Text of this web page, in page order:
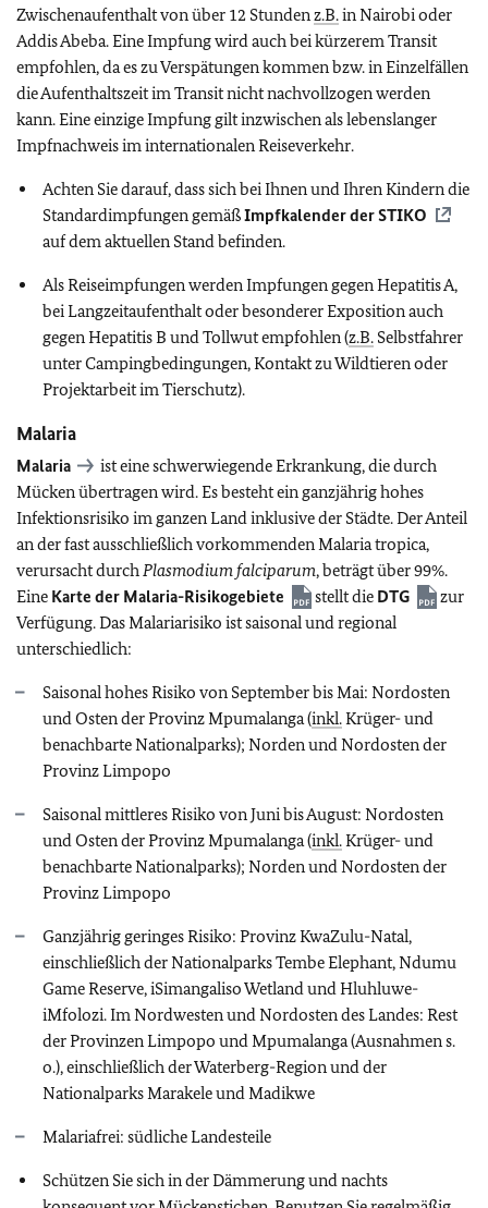
Zwischenaufenthalt von über 12 Stundenz.B.in Nairobi oder
Addis Abeba. Eine Impfung wird auch bei kürzerem Transit
empfohlen, da es zu Verspätungen kommen bzw. in Einzelfällen
die Aufenthaltszeit im Transit nicht nachvollzogen werden
kann. Eine einzige Impfung gilt inzwischen als lebenslanger
Impfnachweis im internationalen Reiseverkehr.
Achten Sie darauf, dass sich bei Ihnen und Ihren Kindern die
Standardimpfungen gemäßImpfkalender derSTIKO
auf dem aktuellen Stand befinden.
Als Reiseimpfungen werden Impfungen gegen Hepatitis A,
bei Langzeitaufenthalt oder besonderer Exposition auch
gegen Hepatitis B und Tollwut empfohlen (z.B. Selbstfahrer
unter Campingbedingungen, Kontakt zu Wildtieren oder
Projektarbeit im Tierschutz).
Malaria
Malaria
ist eine schwerwiegende Erkrankung, die durch
Mücken übertragen wird. Esbesteht ein ganzjährig hohes
Infektionsrisiko im ganzen Land inklusive der Städte. Der Anteil
an der fast ausschließlich vorkommenden Malaria tropica,
verursacht durchPlasmodium falciparum, beträgt über 99%.
Eine Karte der Malaria-Risikogebiete stellt die DTG
zur
Verfügung. Das Malariarisiko ist saisonal und regional
unterschiedlich:
Saisonal hohes Risiko von September bis Mai: Nordosten
und Osten der Provinz Mpumalanga (inkl.Krüger- und
benachbarte Nationalparks); Norden und Nordosten der
Provinz Limpopo
Saisonal mittleres Risiko von Juni bis August: Nordosten
und Osten der Provinz Mpumalanga (inkl.Krüger- und
benachbarte Nationalparks); Norden und Nordosten der
Provinz Limpopo
Ganzjährig geringes Risiko: Provinz KwaZulu-Natal,
einschließlich der Nationalparks Tembe Elephant, Ndumu
Game Reserve, iSimangaliso Wetland und Hluhluwe-
iMfolozi. Im Nordwesten und Nordosten des Landes: Rest
der Provinzen Limpopo und Mpumalanga (Ausnahmen s.
o.), einschließlich der Waterberg-Region und der
Nationalparks Marakele und Madikwe
Malariafrei: südliche Landesteile
Schützen Sie sich in der Dämmerung und nachts